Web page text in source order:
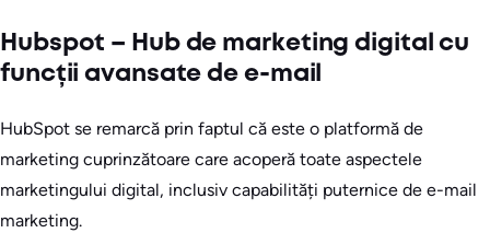
Hubspot – Hub de marketing digital cu
funcții avansate de e-mail
HubSpot se remarcă prin faptul că este o platformă de
marketing cuprinzătoare care acoperă toate aspectele
marketingului digital, inclusiv capabilități puternice de e-mail
marketing.